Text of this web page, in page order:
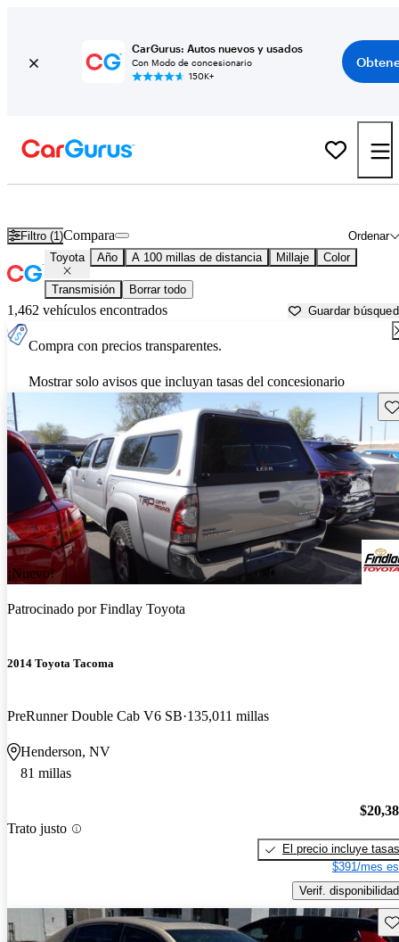
CarGurus: Autos nuevos y usados
Con Modo de concesionario
150K+
Filtro (1) Ordenar
Compara
Toyota Año A 100 millas de distancia Millaje Color
Transmisión Borrar todo
1,462 vehículos encontrados Guardar
Compra con precios transparentes.
Mostrar solo avisos que incluyan tasas del concesionario
¡Nuevo!
Patrocinado porFindlay Toyota
2014 Toyota Tacoma
PreRunner Double Cab V6 SB 135,011 millas
Henderson, NV
81 millas
Trato justo
El precio incluye tasas
$391/mes
Verif. disponibilidad